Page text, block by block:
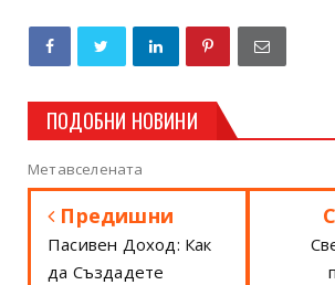
ПОДОБНИ НОВИНИ
Метавселената
Предишни
Пасивен Доход: Как
да Създадете